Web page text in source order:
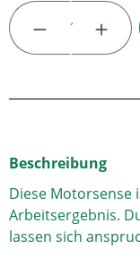
Produkt
Beschreibung
Diese Motorsense
Arbeitsergebnis.
lassen sich